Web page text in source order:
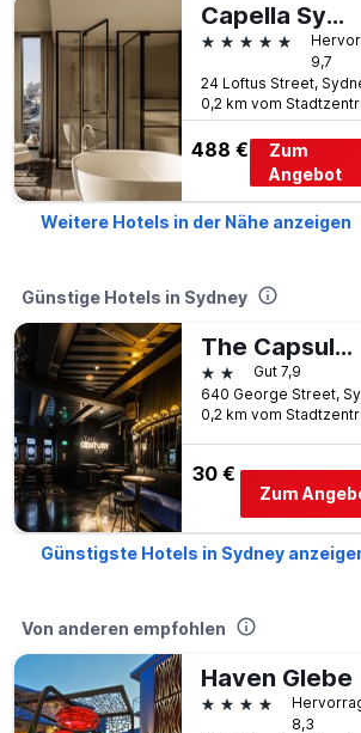
Capella Sydney
5 Sterne
9,7
0,2 km vom
488 €
Zum
Angebot
Weitere Hotels in der Nähe anzeigen
Günstige Hotels in Sydney
The Capsule Hotel
2 SterneGut 7,9
0,2 km vom
30 €
Zum
Günstigste Hotels in Sydney
Von anderen empfohlen
Haven Glebe
4 Sterne
8,3